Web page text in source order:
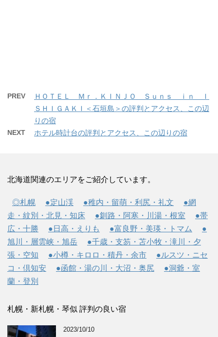
PREV
ＨＯＴＥＬ Ｍｒ．ＫＩＮＪＯ Ｓｕｎｓ ｉｎ Ｉ
ＳＨＩＧＡＫＩ＜石垣島＞の評判とアクセス、この辺
りの宿
NEXT ホテル時計台の評判とアクセス、この辺りの宿
北海道関連のエリアをご紹介しています。
◎札幌 ●定山渓 ●稚内・留萌・利尻・礼文
●網
走・紋別・北見・知床
●釧路・阿寒・川湯・根室
●帯
広・十勝
●日高・えりも ●富良野・美瑛・トマム
●
旭川・層雲峡・旭岳
●千歳・支笏・苫小牧・滝川・夕
張・空知
●小樽・キロロ・積丹・余市
●ルスツ・ニセ
コ・倶知安
●函館・湯の川・大沼・奥尻
●洞爺・室
蘭・登別
札幌・新札幌・琴似 評判の良い宿
2023/10/10